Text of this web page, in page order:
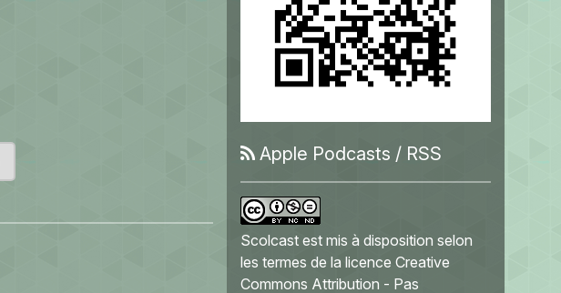
Apple Podcasts / RSS
Scolcast est mis à disposition selon
les termes de la licence Creative
Commons Attribution - Pas